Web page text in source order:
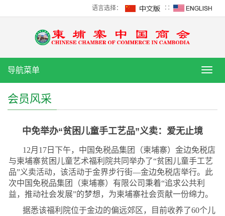
语言选择： ∷
导
导航菜单
会员风采
中免举办“贫困儿童手工艺品”义卖：爱无止境
12月17日下午，中国免税品集团（柬埔寨）金边免税店
与柬埔寨贫困儿童艺术福利院共同举办了“贫困儿童手工艺
品”义卖活动，该活动于金界步行街—金边免税店举行。此
次中国免税品集团（柬埔寨）有限公司秉着“追求公共利
益，推动社会发展”的梦想，为柬埔寨社会贡献一份绵力。
据悉该福利院位于金边的偏远郊区，目前收养了60个儿